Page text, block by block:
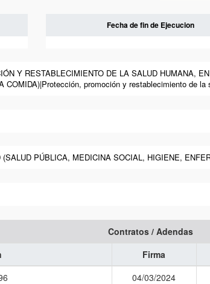
Fecha de fin de Ejecucion
Y RESTABLECIMIENTO DE LA SALUD HUMANA,
COMIDA)|Protección, promoción y restablecimiento de la
PÚBLICA, MEDICINA SOCIAL, HIGIENE,
Contratos / Adendas
Firma
04/03/2024